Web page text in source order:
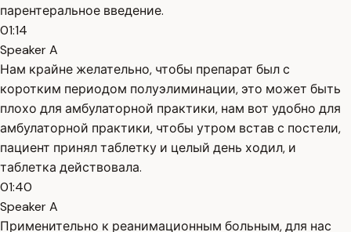
парентеральное введение.
01:14
Speaker A
Нам крайне желательно, чтобы препарат был с
коротким периодом полуэлиминации, это может быть
плохо для амбулаторной практики, нам вот удобно для
амбулаторной практики, чтобы утром встав с постели,
пациент принял таблетку и целый день ходил, и
таблетка действовала.
01:40
Speaker A
Применительно к реанимационным больным, для нас